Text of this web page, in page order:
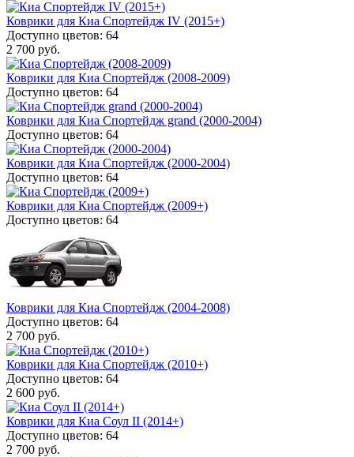
Коврики для Киа Спортейдж IV (2015+)
Доступно цветов: 64
2 700 руб.
Коврики для Киа Спортейдж (2008-2009)
Доступно цветов: 64
Коврики для Киа Спортейдж grand (2000-2004)
Доступно цветов: 64
Коврики для Киа Спортейдж (2000-2004)
Доступно цветов: 64
Коврики для Киа Спортейдж (2009+)
Доступно цветов: 64
Коврики для Киа Спортейдж (2004-2008)
Доступно цветов: 64
2 700 руб.
Коврики для Киа Спортейдж (2010+)
Доступно цветов: 64
2 600 руб.
Коврики для Киа Соул II (2014+)
Доступно цветов: 64
2 700 руб.